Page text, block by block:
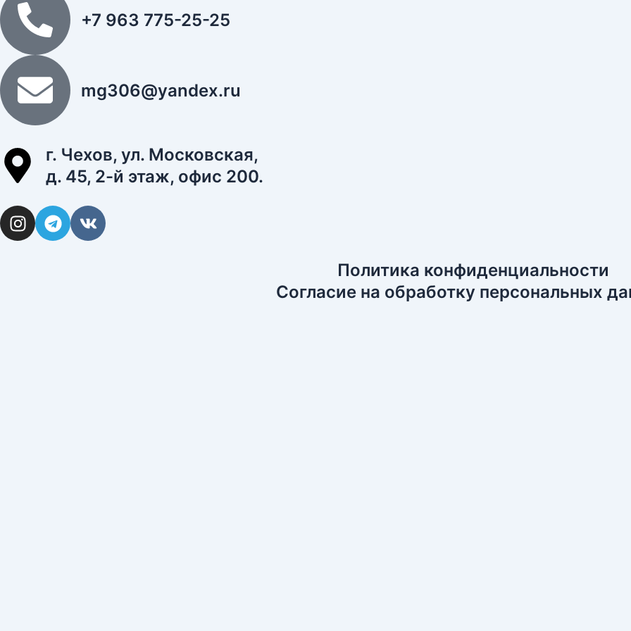
+7 963 775-25-25
mg306@yandex.ru
г. Чехов, ул. Московская,
д. 45, 2-й этаж, офис 200.
I
n
T
e
V
k
Политика конфиденциальности
Согласие на обработку персональных